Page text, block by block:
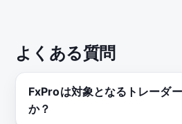
よくある質問
FxProは対象となるトレーダ
か？